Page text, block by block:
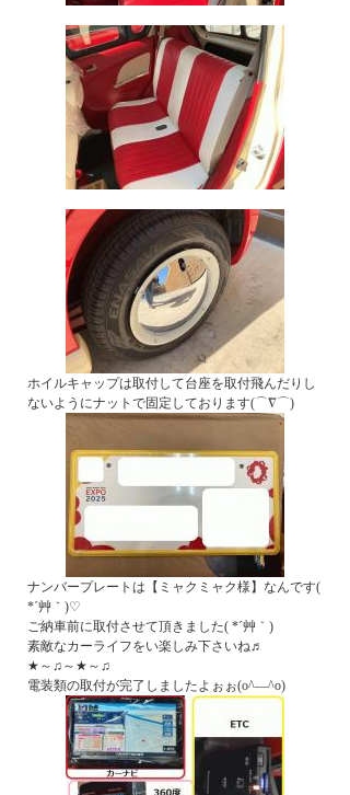
ホイルキャップは取付して台座を取付飛んだりし
ないようにナットで固定しております(⌒∇⌒)
ナンバープレートは【ミャクミャク様】なんです(
*´艸｀)♡
ご納車前に取付させて頂きました( *´艸｀)
素敵なカーライフをい楽しみ下さいね♬
★～♫～★～♫
電装類の取付が完了しましたよぉぉ(o^―^o)